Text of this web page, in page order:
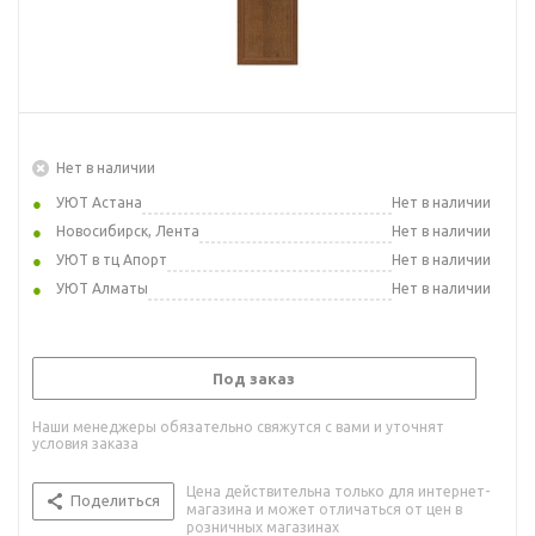
Нет в наличии
УЮТ Астана
Нет в наличии
Новосибирск, Лента
Нет в наличии
УЮТ в тц Апорт
Нет в наличии
УЮТ Алматы
Нет в наличии
Под заказ
Наши менеджеры обязательно свяжутся с вами и уточнят
условия заказа
Поделиться
Цена действительна только для интернет-
магазина и может отличаться от цен в
розничных магазинах